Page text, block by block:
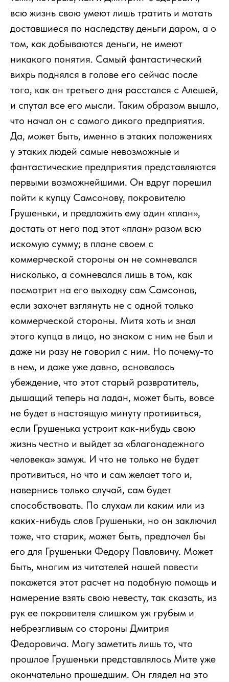
всю жизнь свою умеют лишь тратить и мотать
доставшиеся по наследству деньги даром, а о
том, как добываются деньги, не имеют
никакого понятия. Самый фантастический
вихрь поднялся в голове его сейчас после
того, как он третьего дня расстался с Алешей,
и спутал все его мысли. Таким образом вышло,
что начал он с самого дикого предприятия.
Да, может быть, именно в этаких положениях
у этаких людей самые невозможные и
фантастические предприятия представляются
первыми возможнейшими. Он вдруг порешил
пойти к купцу Самсонову, покровителю
Грушеньки, и предложить ему один «план»,
достать от него под этот «план» разом всю
искомую сумму; в плане своем с
коммерческой стороны он не сомневался
нисколько, а сомневался лишь в том, как
посмотрит на его выходку сам Самсонов,
если захочет взглянуть не с одной только
коммерческой стороны. Митя хоть и знал
этого купца в лицо, но знаком с ним не был и
даже ни разу не говорил с ним. Но почему-то
в нем, и даже уже давно, основалось
убеждение, что этот старый развратитель,
дышащий теперь на ладан, может быть, вовсе
не будет в настоящую минуту противиться,
если Грушенька устроит как-нибудь свою
жизнь честно и выйдет за «благонадежного
человека» замуж. И что не только не будет
противиться, но что и сам желает того и,
навернись только случай, сам будет
способствовать. По слухам ли каким или из
каких-нибудь слов Грушеньки, но он заключил
тоже, что старик, может быть, предпочел бы
его для Грушеньки Федору Павловичу. Может
быть, многим из читателей нашей повести
покажется этот расчет на подобную помощь и
намерение взять свою невесту, так сказать, из
рук ее покровителя слишком уж грубым и
небрезгливым со стороны Дмитрия
Федоровича. Могу заметить лишь то, что
прошлое Грушеньки представлялось Мите уже
окончательно прошедшим. Он глядел на это